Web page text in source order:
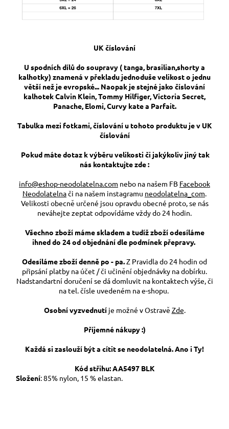
UK číslování
U spodních dílů do soupravy ( tanga, brasilian,shorty a
kalhotky) znamená v překladu jednoduše velikost o jednu
větší než je evropské... Naopak je stejné jako číslování
kalhotek Calvin Klein, Tommy Hilfiger, Victoria Secret,
Panache, Elomi, Curvy kate a Parfait.
Tabulka mezi fotkami, číslování u tohoto produktu je v UK
číslování
Pokud máte dotaz k výběru velikosti či jakýkoliv jiný tak
nás kontaktujte zde :
info@eshop-neodolatelna.com nebo na našem FB Facebook
Neodolatelnači na našem instagramu neodolatelna_com
Velikosti obecně určené jsou opravdu obecné proto, se nás
neváhejte zeptat odpovídáme vždy do 24 hodin.
Všechno zboží máme skladem a tudíž zboží odesíláme
ihned do 24 od objednání dle podmínek přepravy.
Odesíláme zboží denně po - pa.Z Pravidla do 24 hodin od
připsání platby na účet / či učinění objednávky na dobírku.
Nadstandartní doručení se dá domluvit na kontaktech výše, či
na tel. čísle uvedeném na e-shopu.
Osobní vyzvednutíje možné v Ostravě Zde
Příjemné nákupy :)
Každá si zaslouží být a cítit se neodolatelná. Ano i Ty!
Kód střihu: AA5497 BLK
Složení: 85% nylon, 15 % elastan.